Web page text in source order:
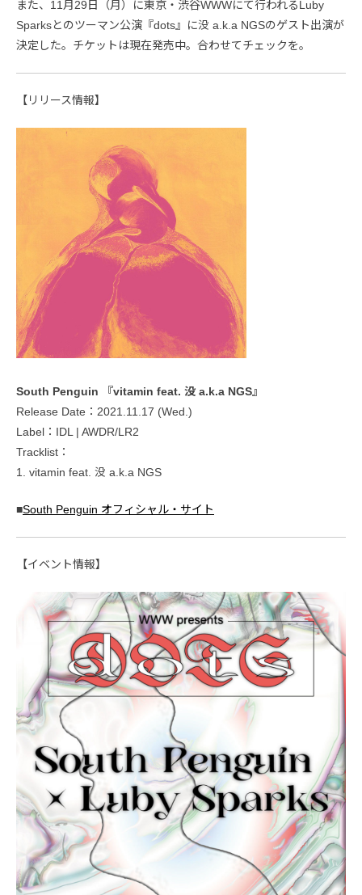
また、11月29日（月）に東京・渋谷WWWにて行われるLuby
Sparksとのツーマン公演『dots』に没 a.k.a NGSのゲスト出演が
決定した。チケットは現在発売中。合わせてチェックを。
【リリース情報】
South Penguin 『vitamin feat. 没 a.k.a NGS』
Release Date：2021.11.17 (Wed.)
Label：IDL | AWDR/LR2
Tracklist：
1. vitamin feat. 没 a.k.a NGS
■South Penguin オフィシャル・サイト
【イベント情報】